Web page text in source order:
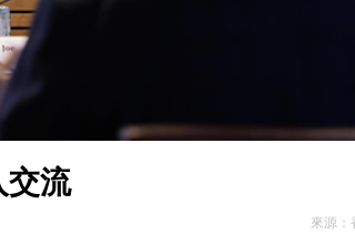
承新篇章
家有權自主選擇合作夥伴
交流
來源：